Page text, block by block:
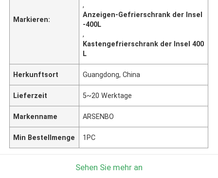
Markieren:
,
Anzeigen-Gefrierschrank der Insel
-400L
,
Kastengefrierschrank der Insel 400
L
Herkunftsort Guangdong, China
Lieferzeit 5~20 Werktage
Markenname ARSENBO
Min Bestellmenge 1PC
Sehen Sie mehr an